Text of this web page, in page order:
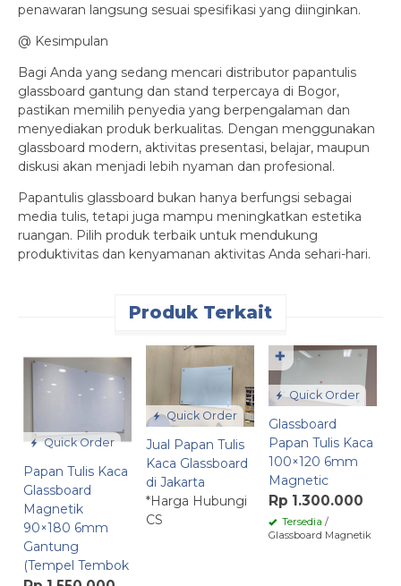
penawaran langsung sesuai spesifikasi yang diinginkan.
@ Kesimpulan
Bagi Anda yang sedang mencari distributor papantulis
glassboard gantung dan stand terpercaya di Bogor,
pastikan memilih penyedia yang berpengalaman dan
menyediakan produk berkualitas. Dengan menggunakan
glassboard modern, aktivitas presentasi, belajar, maupun
diskusi akan menjadi lebih nyaman dan profesional.
Papantulis glassboard bukan hanya berfungsi sebagai
media tulis, tetapi juga mampu meningkatkan estetika
ruangan. Pilih produk terbaik untuk mendukung
produktivitas dan kenyamanan aktivitas Anda sehari-hari.
Produk Terkait
Quick Order
Papan Tulis Kaca
Glassboard
Magnetik
90×180 6mm
Gantung
(Tempel Tembok
Quick Order
Jual Papan Tulis
Kaca Glassboard
di Jakarta
*Harga Hubungi
CS
Quick Order
Glassboard
Papan Tulis Kaca
100×120 6mm
Magnetic
Rp 1.300.000
Tersedia /
Glassboard Magnetik
✚